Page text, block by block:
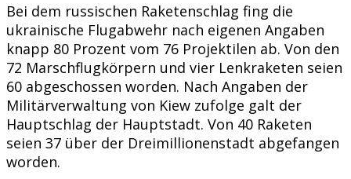
Bei dem russischen Raketenschlag fing die
ukrainische Flugabwehr nach eigenen Angaben
knapp 80 Prozent vom 76 Projektilen ab. Von den
72 Marschflugkörpern und vier Lenkraketen seien
60 abgeschossen worden. Nach Angaben der
Militärverwaltung von Kiew zufolge galt der
Hauptschlag der Hauptstadt. Von 40 Raketen
seien 37 über der Dreimillionenstadt abgefangen
worden.